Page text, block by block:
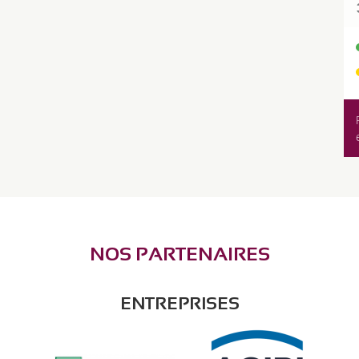
NOS PARTENAIRES
ENTREPRISES